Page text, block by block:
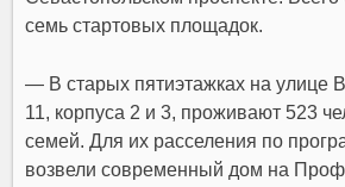
семь стартовых площадок.
— В старых пятиэтажках на улице
11, корпуса 2 и 3, проживают 523
семей. Для их расселения по
возвели современный дом на